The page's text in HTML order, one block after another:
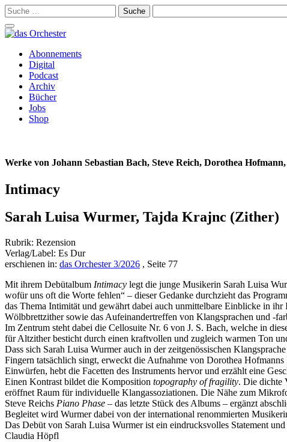
Suche
nach:
Schalte
Navigation
Zum
Inhalt
springen
Abonnements
Digital
Podcast
Archiv
Bücher
Jobs
Shop
Werke von Johann Sebastian Bach, Steve Reich, Dorothea
Intimacy
Sarah Luisa Wurmer, Tajda Krajnc (Zither)
Rubrik: Rezension
Verlag/Label: Es Dur
erschienen in: das Orchester 3/2026 , Seite 77
Mit ihrem Debütalbum Intimacy legt die junge Musikerin Sarah Luisa
wofür uns oft die Worte fehlen“ – dieser Gedanke durchzieht das
das Thema Intimität und gewährt dabei auch unmittelbare Einblicke in
Wölbbrettzither sowie das Aufeinandertreffen von Klangsprachen und -
Im Zentrum steht dabei die Cellosuite Nr. 6 von J. S. Bach, welche in
für Altzither besticht durch einen kraftvollen und zugleich warmen Ton
Dass sich Sarah Luisa Wurmer auch in der zeitgenössischen
Fingern tatsächlich singt, erweckt die Aufnahme von Dorothea
Einwürfen, hebt die Facetten des Instruments hervor und erzählt eine
Einen Kontrast bildet die Komposition topography of fragility. Die dichte
eröffnet Raum für individuelle Klangassoziationen. Die Nähe zum
Steve Reichs Piano Phase – das letzte Stück des Albums – ergänzt
Begleitet wird Wurmer dabei von der international renommierten
Das Debüt von Sarah Luisa Wurmer ist ein eindrucksvolles Statement
Claudia Höpfl